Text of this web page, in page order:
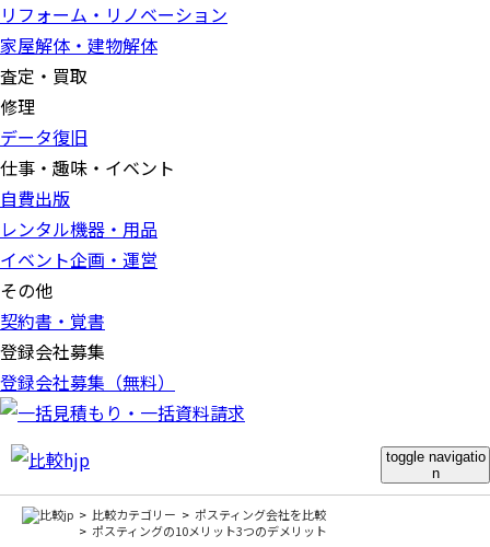
リフォーム・リノベーション
家屋解体・建物解体
査定・買取
修理
データ復旧
仕事・趣味・イベント
自費出版
レンタル機器・用品
イベント企画・運営
その他
契約書・覚書
登録会社募集
登録会社募集（無料）
toggle navigatio
n
比較カテゴリー
ポスティング会社を比較
ポスティングの10メリット3つのデメリット